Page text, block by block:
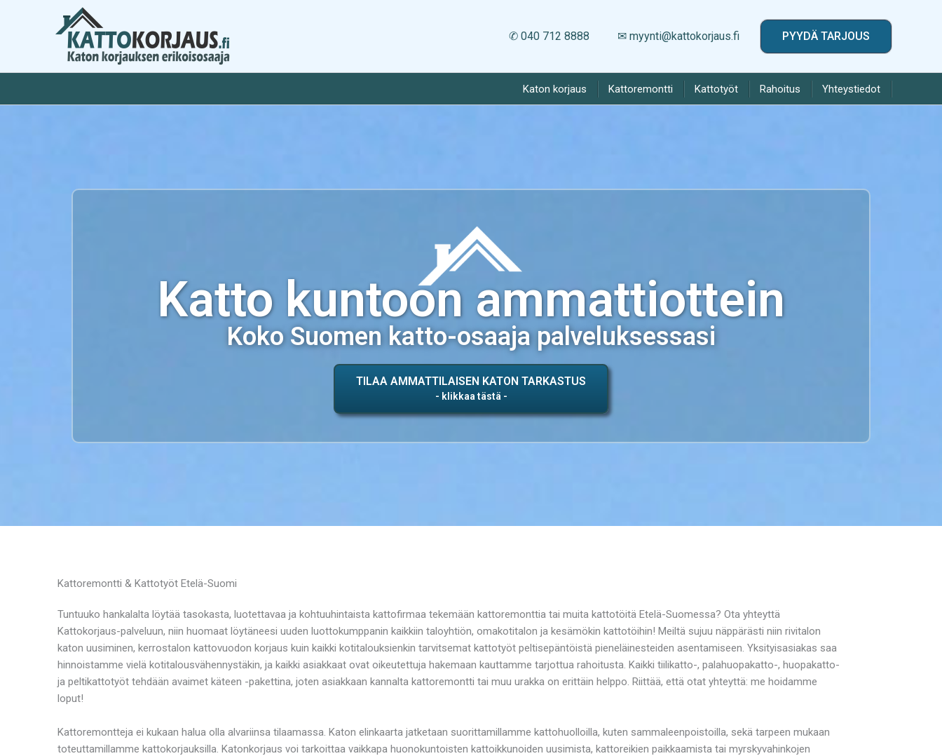
✆ 040 712 8888 ✉ myynti@kattokorjaus.fi PYYDÄ TARJOUS
Katon korjaus Kattoremontti Kattotyöt Rahoitus Yhteystiedot
Katto kuntoon ammattiottein
Koko Suomen katto-osaaja palveluksessasi
TILAA AMMATTILAISEN KATON TARKASTUS
Kattoremontti & Kattotyöt Etelä-Suomi
Tuntuuko hankalalta löytää tasokasta, luotettavaa ja kohtuuhintaista kattofirmaa tekemään kattoremonttia tai muita kattotöitä Etelä-Suomessa? Ota yhteyttä
Kattokorjaus-palveluun, niin huomaat löytäneesi uuden luottokumppanin kaikkiin taloyhtiön, omakotitalon ja kesämökin kattotöihin! Meiltä sujuu näppärästi niin rivitalon
katon uusiminen, kerrostalon kattovuodon korjaus kuin kaikki kotitalouksienkin tarvitsemat kattotyöt peltisepäntöistä pieneläinesteiden asentamiseen. Yksityisasiakas saa
hinnoistamme vielä kotitalousvähennystäkin, ja kaikki asiakkaat ovat oikeutettuja hakemaan kauttamme tarjottua rahoitusta. Kaikki tiilikatto-, palahuopakatto-, huopakatto-
ja peltikattotyöt tehdään avaimet käteen -pakettina, joten asiakkaan kannalta kattoremontti tai muu urakka on erittäin helppo. Riittää, että otat yhteyttä: me hoidamme
loput!
Kattoremontteja ei kukaan halua olla alvariinsa tilaamassa. Katon elinkaarta jatketaan suorittamillamme kattohuolloilla, kuten sammaleenpoistoilla, sekä tarpeen mukaan
toteuttamillamme kattokorjauksilla. Katonkorjaus voi tarkoittaa vaikkapa huonokuntoisten kattoikkunoiden uusimista, kattoreikien paikkaamista tai myrskyvahinkojen